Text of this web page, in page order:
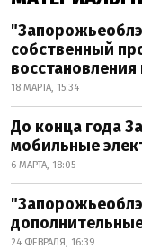
собственный
18 МАРТА, 15:34
До конца года
мобильные
6 МАРТА, 18:05
24 ФЕВРАЛЯ, 16:39